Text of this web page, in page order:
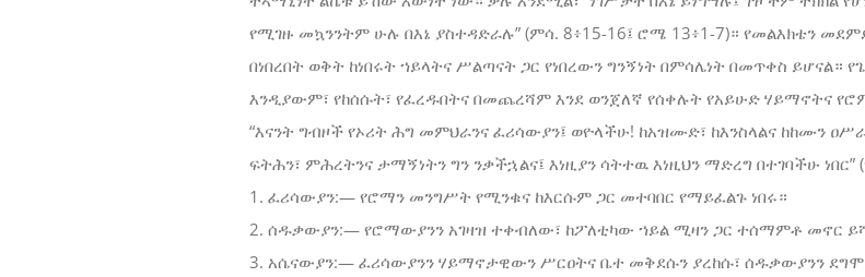
የሚገዙ መኳንንትም ሁሉ በእኔ ያስተዳድራሉ” (ምሳ. 8፥15-16፤ ሮሜ 13፥1-7)። የመልእክቴን
በነበረበት ወቅት ከነበሩት ኀይላትና ሥልጣናት ጋር የነበረውን ግንኝነት በምሳሌነት በመጥቀስ ይሆናል።
እንዲያውም፣ የከሰሱት፣ የፈረዱበትና በመጨረሻም እንደ ወንጀለኛ የሰቀሉት የአይሁድ ሃይማኖትና
“እናንት ግብዞች የኦሪት ሕግ መምህራንና ፈሪሳውያን፤ ወዮላችሁ! ከአዝሙድ፣ ከእንስላልና ከከሙን
ፍትሕን፣ ምሕረትንና ታማኝነትን ግን ንቃችኋልና፤ እነዚያን ሳትተዉ እነዚህን ማድረግ በተገባችሁ ነበር”
1. ፈሪሳውያን:— የሮማን መንግሥት የሚንቁና ከእርሱም ጋር መተባበር የማይፈልጉ ነበሩ።
2. ሰዱቃውያን:— የሮማውያንን አገዛዝ ተቀብለው፣ ከፖለቲካው ኀይል ሚዛን ጋር ተሰማምቶ መኖር
3. አሴናውያን:— ፈሪሳውያንን ሃይማኖታዊውን ሥርዐትና ቤተ መቅደሱን ያረከሱ፣ ሰዱቃውያንን